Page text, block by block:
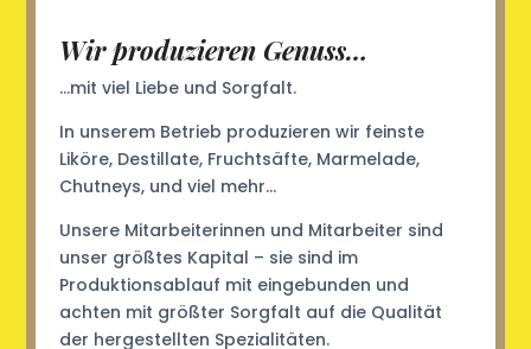
Wir produzieren Genuss…
…mit viel Liebe und Sorgfalt.
In unserem Betrieb produzieren wir feinste
Liköre, Destillate, Fruchtsäfte, Marmelade,
Chutneys, und viel mehr…
Unsere Mitarbeiterinnen und Mitarbeiter sind
unser größtes Kapital – sie sind im
Produktionsablauf mit eingebunden und
achten mit größter Sorgfalt auf die Qualität
der hergestellten Spezialitäten.